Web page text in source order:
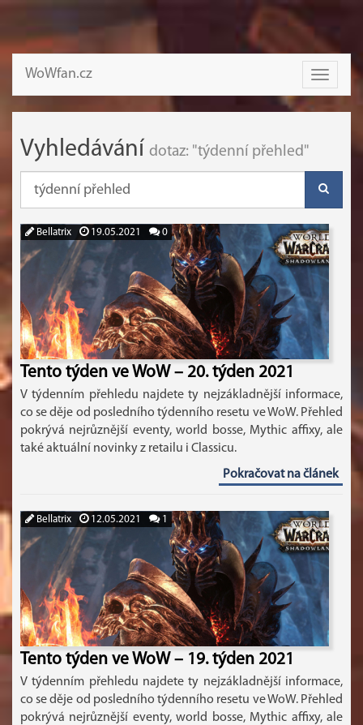
Toggle
WoWfan.cz
Vyhledávání dotaz: "týdenní přehled"
Bellatrix 19.05.2021 0
Tento týden ve WoW – 20. týden 2021
V týdenním přehledu najdete ty nejzákladnější informace,
co se děje od posledního týdenního resetu ve WoW. Přehled
pokrývá nejrůznější eventy, world bosse, Mythic affixy, ale
také aktuální novinky z retailu i Classicu.
Pokračovat na článek
Bellatrix 12.05.2021 1
Tento týden ve WoW – 19. týden 2021
V týdenním přehledu najdete ty nejzákladnější informace,
co se děje od posledního týdenního resetu ve WoW. Přehled
pokrývá nejrůznější eventy, world bosse, Mythic affixy, ale